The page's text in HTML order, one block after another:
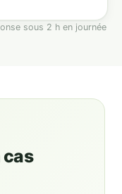
sous 2 h en journée
cas